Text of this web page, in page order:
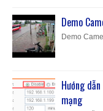
Demo
Demo
Hướng
mạng